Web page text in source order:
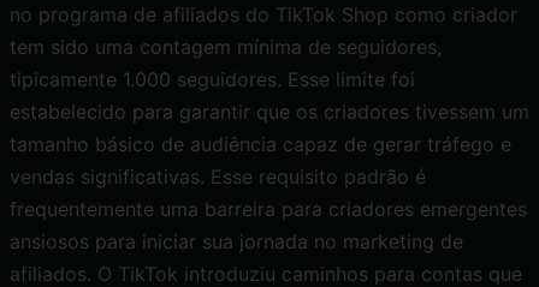
no programa de afiliados do TikTok Shop como criador
tem sido uma contagem mínima de seguidores,
tipicamente 1.000 seguidores. Esse limite foi
estabelecido para garantir que os criadores tivessem um
tamanho básico de audiência capaz de gerar tráfego e
vendas significativas. Esse requisito padrão é
frequentemente uma barreira para criadores emergentes
ansiosos para iniciar sua jornada no marketing de
afiliados. O TikTok introduziu caminhos para contas que